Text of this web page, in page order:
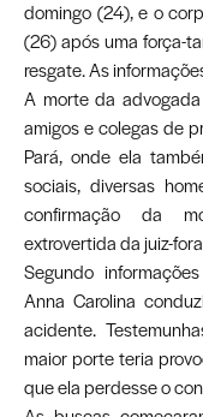
domingo (24), e o
(26) após uma força-
resgate. As
A morte da
amigos e colegas de
Pará, onde ela
sociais, diversas
confirmação da
extrovertida da juiz-
Segundo
Anna Carolina
acidente.
maior porte teria
que ela perdesse o